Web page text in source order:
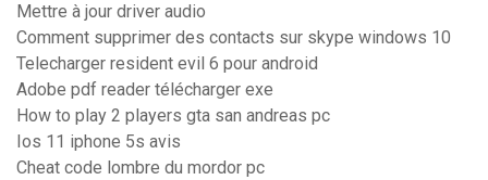
Mettre à jour driver audio
Comment supprimer des contacts sur skype windows 10
Telecharger resident evil 6 pour android
Adobe pdf reader télécharger exe
How to play 2 players gta san andreas pc
Ios 11 iphone 5s avis
Cheat code lombre du mordor pc